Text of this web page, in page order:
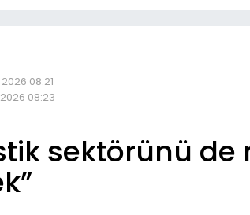
08:21
08:23
sektörünü